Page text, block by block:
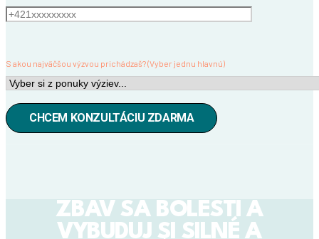
S akou najväčšou výzvou prichádzaš? (Vyber jednu hlavnú)
ZBAV SA BOLESTI A
VYBUDUJ SI SILNÉ A